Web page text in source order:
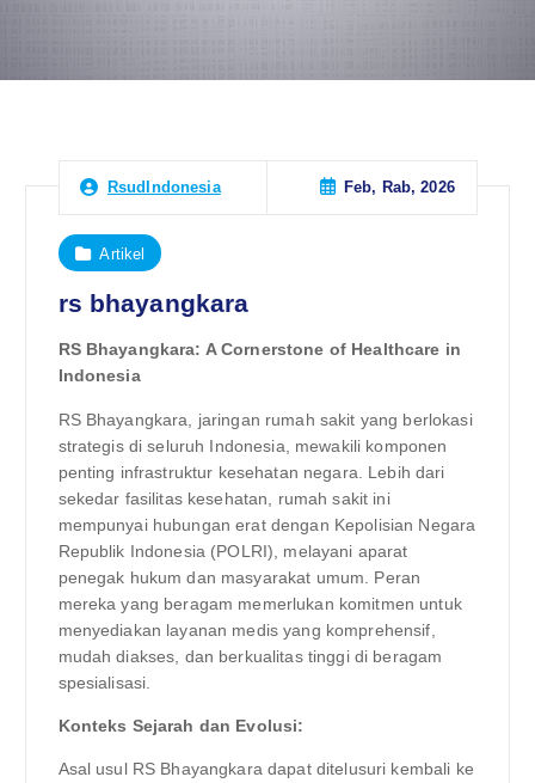
RsudIndonesia Feb, Rab, 2026
Artikel
rs bhayangkara
RS Bhayangkara: A Cornerstone of Healthcare in
Indonesia
RS Bhayangkara, jaringan rumah sakit yang berlokasi
strategis di seluruh Indonesia, mewakili komponen
penting infrastruktur kesehatan negara. Lebih dari
sekedar fasilitas kesehatan, rumah sakit ini
mempunyai hubungan erat dengan Kepolisian Negara
Republik Indonesia (POLRI), melayani aparat
penegak hukum dan masyarakat umum. Peran
mereka yang beragam memerlukan komitmen untuk
menyediakan layanan medis yang komprehensif,
mudah diakses, dan berkualitas tinggi di beragam
spesialisasi.
Konteks Sejarah dan Evolusi:
Asal usul RS Bhayangkara dapat ditelusuri kembali ke